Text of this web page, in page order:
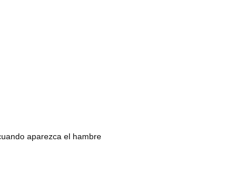
aparezca el hambre